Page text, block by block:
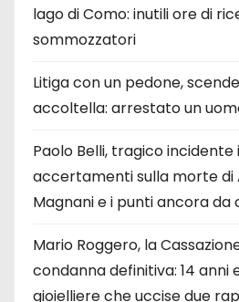
lago di Como: inutili ore di
sommozzatori
Litiga con un pedone,
accoltella: arrestato un
Paolo Belli, tragico
accertamenti sulla morte di
Magnani e i punti ancora da
Mario Roggero, la
condanna definitiva: 14 anni
gioielliere che uccise due